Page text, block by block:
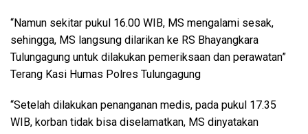
“Namun sekitar pukul 16.00 WIB, MS mengalami sesak,
sehingga, MS langsung dilarikan ke RS Bhayangkara
Tulungagung untuk dilakukan pemeriksaan dan perawatan”
Terang Kasi Humas Polres Tulungagung
“Setelah dilakukan penanganan medis, pada pukul 17.35
WIB, korban tidak bisa diselamatkan, MS dinyatakan